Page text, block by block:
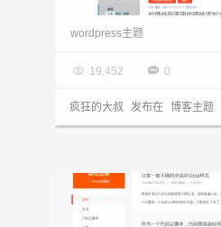
wordpress主题
 19,452  0
疯狂的大叔 发布在 博客主题